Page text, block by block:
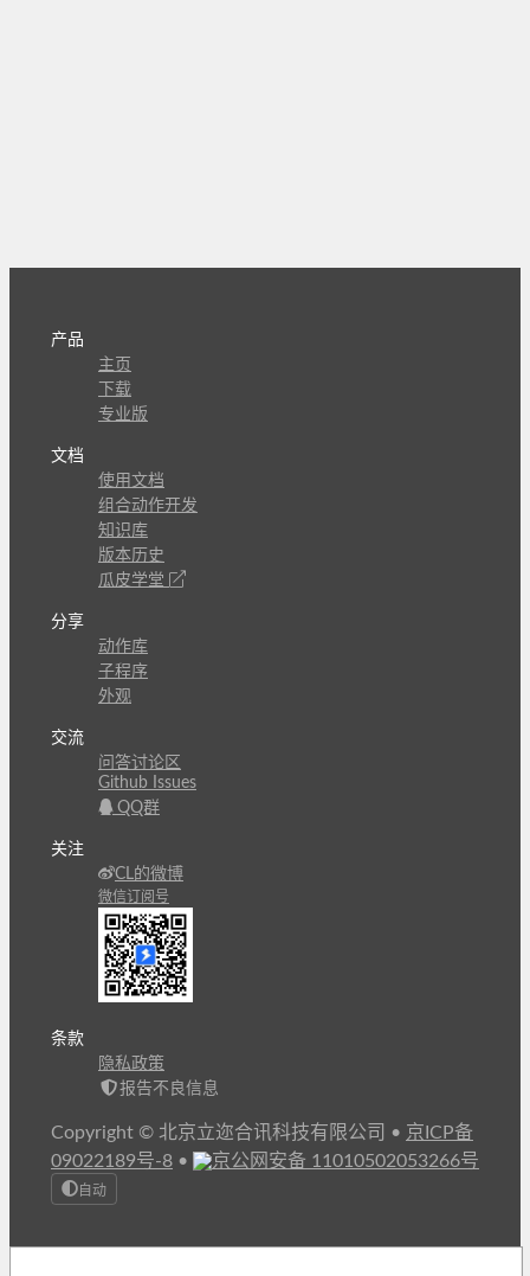
产品
主页
下载
专业版
文档
使用文档
组合动作开发
知识库
版本历史
瓜皮学堂
分享
动作库
子程序
外观
交流
问答讨论区
Github Issues
QQ群
关注
CL的微博
微信订阅号
条款
隐私政策
报告不良信息
Copyright © 北京立迩合讯科技有限公司 • 京ICP备
09022189号-8 • 京公网安备 11010502053266号
自动